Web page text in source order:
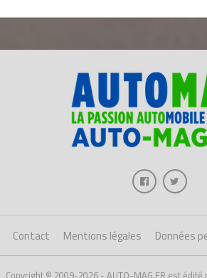
Contact Mentions légales Données
Copyright © 2009-2026 - AUTO-MAG.FR est édité